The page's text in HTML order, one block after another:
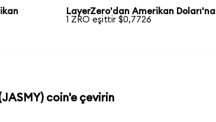
LayerZero'dan Amerikan Doları'na
1 ZRO eşittir $0,7726
coin'e çevirin